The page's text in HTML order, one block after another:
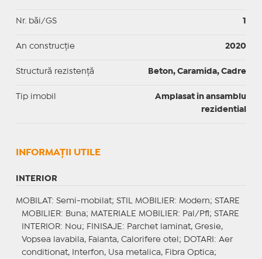
Nr. băi/GS 1
An construcție 2020
Structură rezistență Beton, Caramida, Cadre
Tip imobil
Amplasat in ansamblu
rezidential
INFORMAŢII UTILE
INTERIOR
MOBILAT : Semi-mobilat; STIL MOBILIER: Modern; STARE
MOBILIER: Buna; MATERIALE MOBILIER: Pal/Pfl; STARE
INTERIOR: Nou; FINISAJE : Parchet laminat, Gresie,
Vopsea lavabila, Faianta, Calorifere otel;
DOTARI : Aer
conditionat, Interfon, Usa metalica, Fibra Optica;